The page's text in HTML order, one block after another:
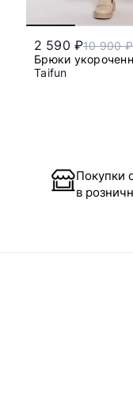
2 590 ₽10 900 ₽
Брюки
Taifun
Покупки
в